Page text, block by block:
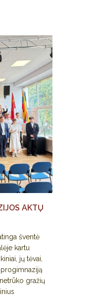
AKTŲ
šventė
kartu
jų tėvai,
gražių